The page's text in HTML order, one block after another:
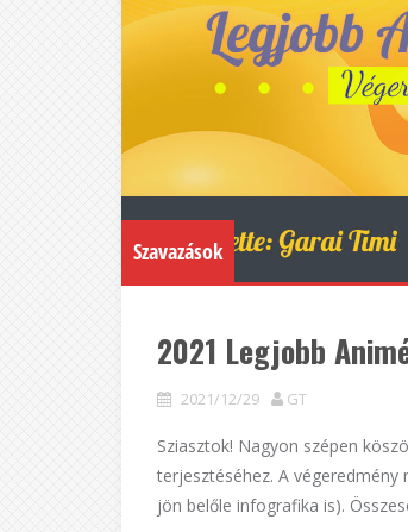
Szavazások
2021 Legjobb
2021/12/29 GT
Sziasztok! Nagyon szépen
terjesztéséhez. A
jön belőle infografika is).